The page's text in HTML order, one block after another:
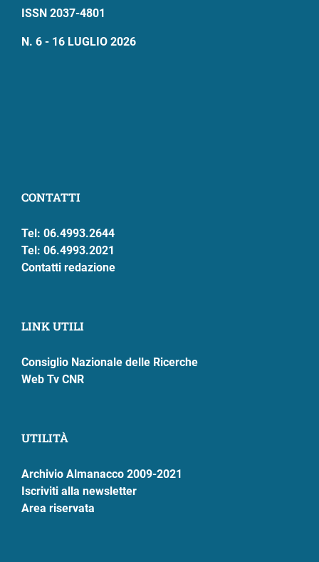
ISSN 2037-4801
N. 6 - 16 LUGLIO 2026
CONTATTI
Tel: 06.4993.2644
Tel: 06.4993.2021
Contatti redazione
LINK UTILI
Consiglio Nazionale delle Ricerche
Web Tv CNR
UTILITÀ
Archivio Almanacco 2009-2021
Iscriviti alla newsletter
Area riservata